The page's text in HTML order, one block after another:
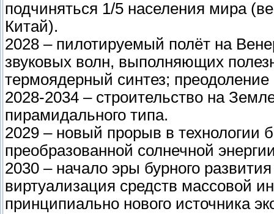
подчиняться 1/5 населения мира
Китай).
2028 – пилотируемый полёт на
звуковых волн, выполняющих
термоядерный синтез;
2028-2034 – строительство на
пирамидального типа.
2029 – новый прорыв в технологии
преобразованной солнечной
2030 – начало эры бурного
виртуализация средств массовой
принципиально нового источника